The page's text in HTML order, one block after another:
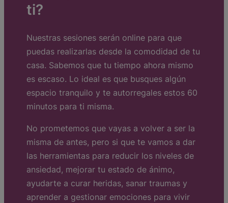
ti?
Nuestras sesiones serán online para que
puedas realizarlas desde la comodidad de tu
casa. Sabemos que tu tiempo ahora mismo
es escaso. Lo ideal es que busques algún
espacio tranquilo y te autorregales estos 60
minutos para ti misma.
No prometemos que vayas a volver a ser la
misma de antes, pero si que te vamos a dar
las herramientas para reducir los niveles de
ansiedad, mejorar tu estado de ánimo,
ayudarte a curar heridas, sanar traumas y
aprender a gestionar emociones para vivir